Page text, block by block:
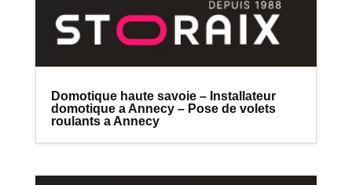
Domotique haute savoie – Installateur
domotique a Annecy – Pose de volets
roulants a Annecy